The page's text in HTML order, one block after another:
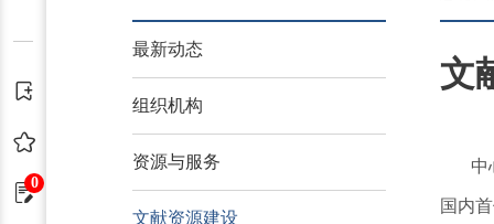
0
最新动态
组织机构
资源与服务
文献资源建设
文
中
国内